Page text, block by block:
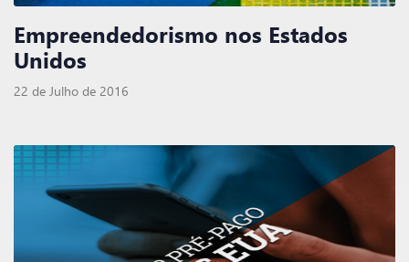
Empreendedorismo nos Estados
Unidos
22 de Julho de 2016